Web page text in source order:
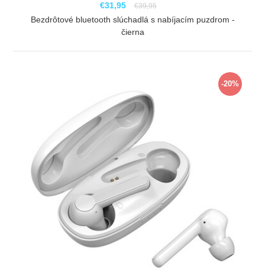
€31,95 €39,95
Bezdrôtové bluetooth slúchadlá s nabíjacím puzdrom -
čierna
-20%